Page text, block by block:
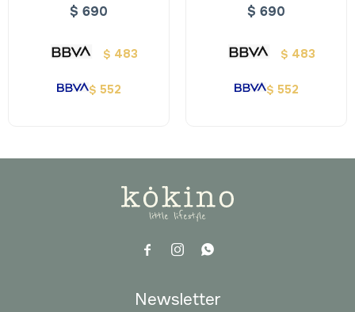
pelo de pasto - Angryannie
$ 690
$ 483
$ 552
Sellos
$ 690
$ 483
$ 552
  
Newsletter